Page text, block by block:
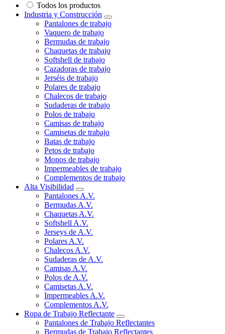
Todos los productos
Industria y Construcción
Pantalones de trabajo
Vaquero de trabajo
Bermudas de trabajo
Chaquetas de trabajo
Softshell de trabajo
Cazadoras de trabajo
Jerséis de trabajo
Polares de trabajo
Chalecos de trabajo
Sudaderas de trabajo
Polos de trabajo
Camisas de trabajo
Camisetas de trabajo
Batas de trabajo
Petos de trabajo
Monos de trabajo
Impermeables de trabajo
Complementos de trabajo
Alta Visibilidad
Pantalones A.V.
Bermudas A.V.
Chaquetas A.V.
Softshell A.V.
Jerseys de A.V.
Polares A.V.
Chalecos A.V.
Sudaderas de A.V.
Camisas A.V.
Polos de A.V.
Camisetas A.V.
Impermeables A.V.
Complementos A.V.
Ropa de Trabajo Reflectante
Pantalones de Trabajo Reflectantes
Bermudas de Trabajo Reflectantes